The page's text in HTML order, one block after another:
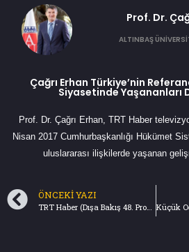
Prof. Dr.
ALTINBAŞ
Çağrı Erhan Türkiye’nin
Siyasetinde Yaşananları
Prof. Dr. Çağrı Erhan, TRT Haber
Nisan 2017 Cumhurbaşkanlığı Hükümet
uluslararası ilişkilerde yaşanan
ÖNCEKI YAZI
TRT Haber (Dışa Bakış 48. Program) 13 Nisan 2017